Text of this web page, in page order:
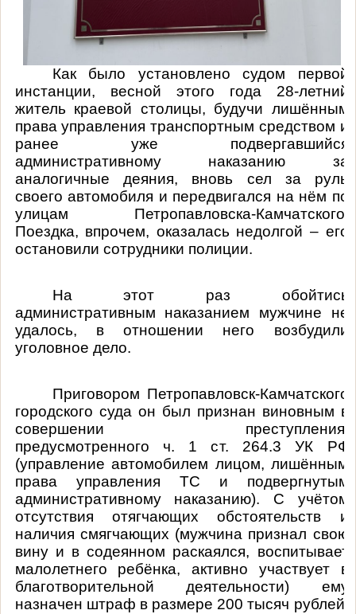
Как было установлено судом первой
инстанции, весной этого года 28-летний
житель краевой столицы, будучи лишённым
права управления транспортным средством и
ранее уже подвергавшийся
административному наказанию за
аналогичные деяния, вновь сел за руль
своего автомобиля и передвигался на нём по
улицам Петропавловска-Камчатского.
Поездка, впрочем, оказалась недолгой – его
остановили сотрудники полиции.
На этот раз обойтись
административным наказанием мужчине не
удалось, в отношении него возбудили
уголовное дело.
Приговором Петропавловск-Камчатского
городского суда он был признан виновным в
совершении преступления,
предусмотренного ч. 1 ст. 264.3 УК РФ
(управление автомобилем лицом, лишённым
права управления ТС и подвергнутым
административному наказанию). С учётом
отсутствия отягчающих обстоятельств и
наличия смягчающих (мужчина признал свою
вину и в содеянном раскаялся, воспитывает
малолетнего ребёнка, активно участвует в
благотворительной деятельности) ему
назначен штраф в размере 200 тысяч рублей,